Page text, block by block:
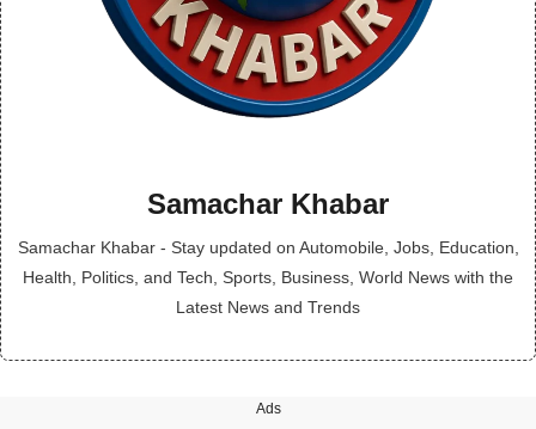
Samachar Khabar
Samachar Khabar - Stay updated on Automobile, Jobs, Education,
Health, Politics, and Tech, Sports, Business, World News with the
Latest News and Trends
Ads